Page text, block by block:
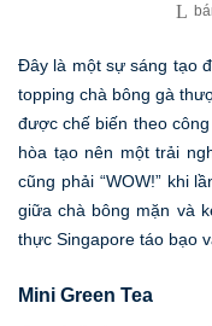
Đây là một sự sáng tạo
topping chà bông gà
được chế biến theo
hòa tạo nên một trải
cũng phải “WOW!” khi
giữa chà bông mặn và
thực Singapore táo bạo
Mini Green Tea